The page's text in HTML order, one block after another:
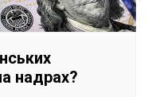
надрах?